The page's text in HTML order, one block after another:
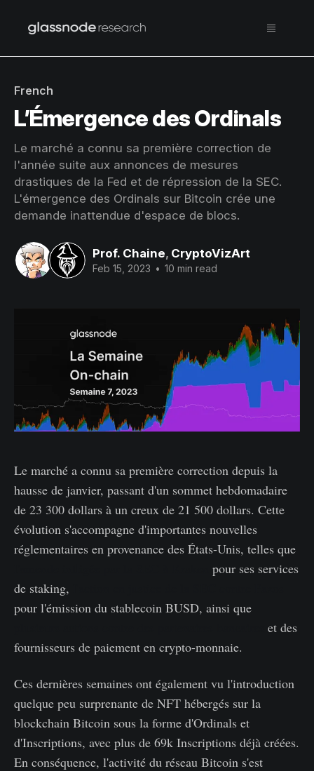
French
L’Émergence des Ordinals
Le marché a connu sa première correction de
l'année suite aux annonces de mesures
drastiques de la Fed et de répression de la SEC.
L'émergence des Ordinals sur Bitcoin crée une
demande inattendue d'espace de blocs.
Prof. Chaine, CryptoVizArt
Feb 15, 2023 • 10 min read
Le marché a connu sa première correction depuis la
hausse de janvier, passant d'un sommet hebdomadaire
de 23 300 dollars à un creux de 21 500 dollars. Cette
évolution s'accompagne d'importantes nouvelles
réglementaires en provenance des États-Unis, telles que
pour ses services
de staking,
pour l'émission du stablecoin BUSD, ainsi que
et des
fournisseurs de paiement en crypto-monnaie.
Ces dernières semaines ont également vu l'introduction
quelque peu surprenante de NFT hébergés sur la
blockchain Bitcoin sous la forme d'Ordinals et
d'Inscriptions, avec plus de 69k Inscriptions déjà créées.
En conséquence, l'activité du réseau Bitcoin s'est